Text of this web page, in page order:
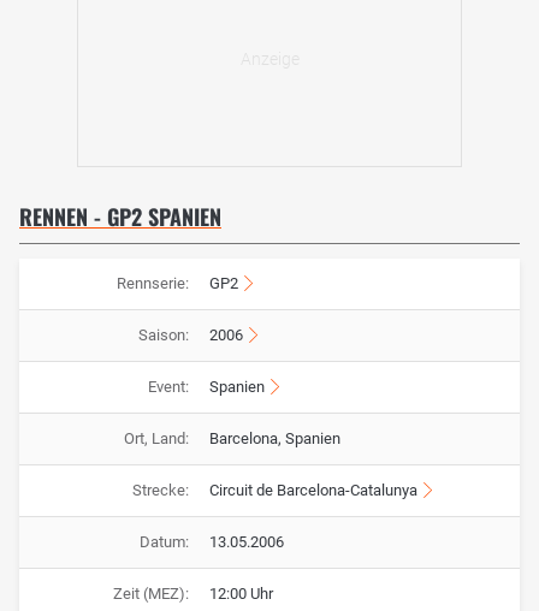
RENNEN - GP2 SPANIEN
Rennserie: GP2
Saison: 2006
Event: Spanien
Ort, Land: Barcelona, Spanien
Strecke: Circuit de Barcelona-Catalunya
Datum: 13.05.2006
Zeit (MEZ): 12:00 Uhr